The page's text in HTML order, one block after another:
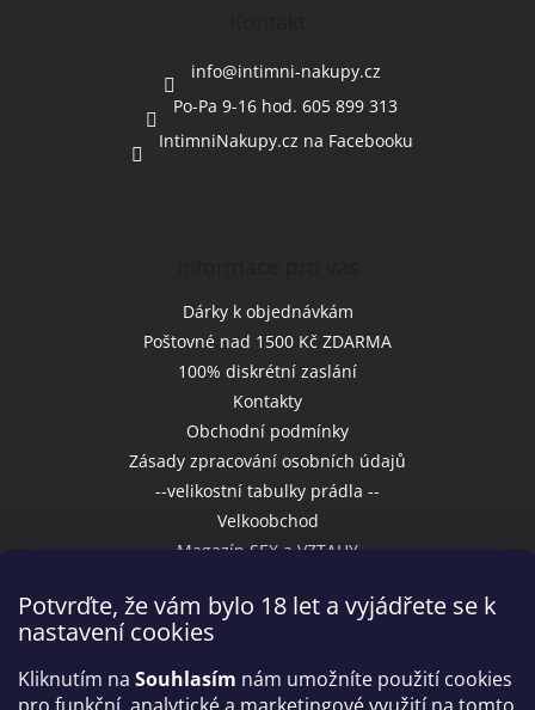
Potvrďte, že vám bylo 18 let a vyjádřete se k
nastavení cookies
Kliknutím na Souhlasím nám umožníte použití cookies
info@intimni-nakupy.cz
Po-Pa 9-16 hod. 605 899 313
IntimniNakupy.cz na Facebooku
Dárky k objednávkám
Poštovné nad 1500 Kč ZDARMA
100% diskrétní zaslání
Kontakty
Obchodní podmínky
Zásady zpracování osobních údajů
--velikostní tabulky prádla --
Velkoobchod
Magazín SEX a VZTAHY
Přijímáme online platby